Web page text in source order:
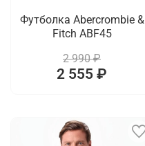
Футболка Abercrombie &
Fitch ABF45
2 990 ₽
2 555 ₽